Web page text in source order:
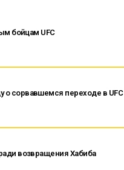
бойцам UFC
о сорвавшемся переходе в UFC
возвращения Хабиба